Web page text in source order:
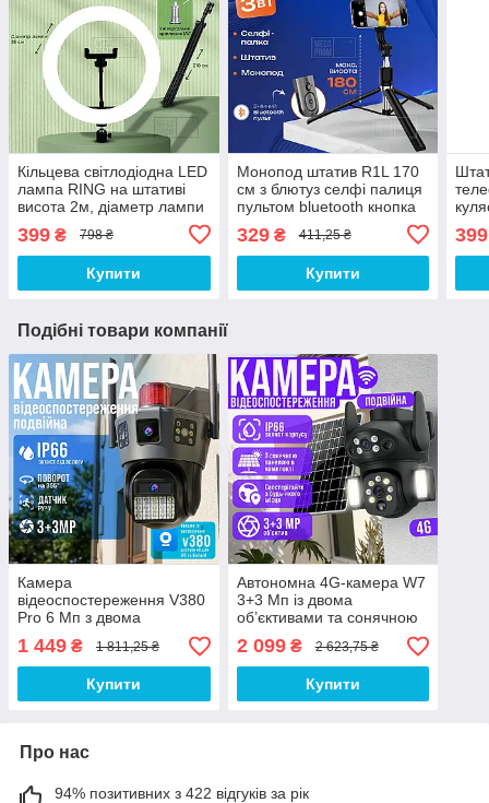
Кільцева світлодіодна LED
лампа RING на штативі
висота 2м, діаметр лампи
26см, для блогера, чорний
399 ₴ 798 ₴
Купити
Монопод штатив R1L 170
см з блютуз селфі палиця
пультом bluetooth кнопка
стійка палиця для селфі
відео
329₴ 411,25 ₴
Купити
399
Подібні товари компанії
Камера
відеоспостереження V380
Pro 6 Мп з двома
об’єктивами, нічним
баченням та IP66
1 449 ₴ 1 811,25 ₴
Купити
Автономна 4G-камера W7
3+3 Мп із двома
об’єктивами та сонячною
батареєю
2 099₴ 2 623,75 ₴
Купити
Про нас
94% позитивних з 422 відгуків за рік